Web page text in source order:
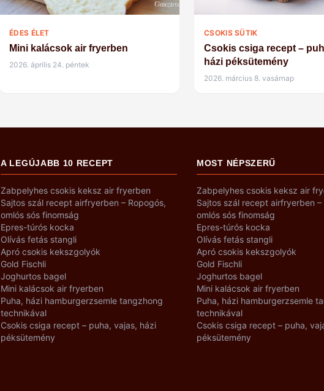
ÉDES ÉLET
Mini kalácsok air fryerben
2026. április 24. péntek
CSOKIS SÜTIK
Csokis csiga recept –
házi péksütemény
2026. március 8. vasárnap
A LEGÚJABB 10 RECEPT
Zabpelyhes csokis keksz air fryerben
Sajtos szál recept airfryerben – Ropogós,
omlós sós finomság
Epres-túrós kocka
Olívás fetás stangli
Apró csokis kekszgolyók
Gold Fischli
Joghurtos bagel
Mini kalácsok air fryerben
Puha, házi hamburgerzsemle tangzhong
technikával
Csokis csiga recept – puha, vajas, házi
péksütemény
MOST NÉPSZERŰ
Zabpelyhes csokis keksz air
Sajtos szál recept airfryerben –
omlós sós finomság
Epres-túrós kocka
Olívás fetás stangli
Apró csokis kekszgolyók
Gold Fischli
Joghurtos bagel
Mini kalácsok air fryerben
Puha, házi hamburgerzsemle
technikával
Csokis csiga recept – puha,
péksütemény